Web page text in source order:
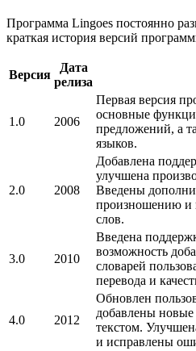
Программа Lingoes постоянно
краткая история версий
Версия
Дата
релиза
1.0 2006
Первая версия
основные
предложений, а
языков.
2.0 2008
Добавлена
улучшена
Введены
произношению и
слов.
3.0 2010
Введена
возможность
словарей
перевода и
4.0 2012
Обновлен
добавлены
текстом.
и исправлены